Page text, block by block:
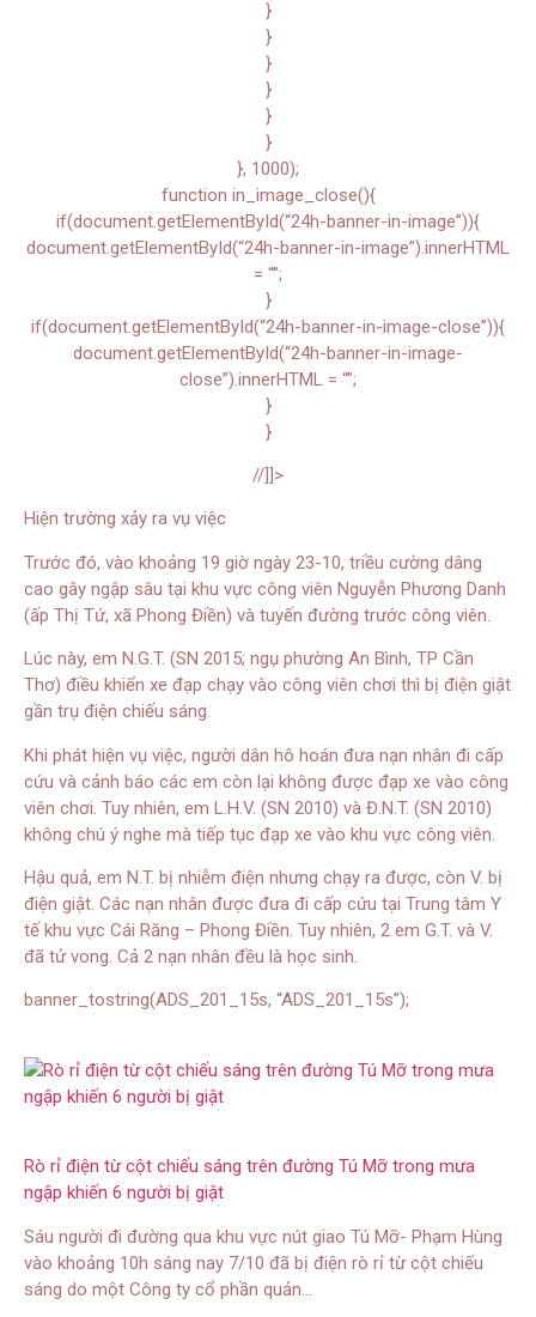
}
}
}
}
}
}
}, 1000);
function in_image_close(){
if(document.getElementById(“24h-banner-in-image”)){
document.getElementById(“24h-banner-in-image”).innerHTML
= “”;
}
if(document.getElementById(“24h-banner-in-image-close”)){
document.getElementById(“24h-banner-in-image-
close”).innerHTML = “”;
}
}
//]]>
Hiện trường xảy ra vụ việc
Trước đó, vào khoảng 19 giờ ngày 23-10, triều cường dâng
cao gây ngập sâu tại khu vực công viên Nguyễn Phương Danh
(ấp Thị Tứ, xã Phong Điền) và tuyến đường trước công viên.
Lúc này, em N.G.T. (SN 2015; ngụ phường An Bình, TP Cần
Thơ) điều khiển xe đạp chạy vào công viên chơi thì bị điện giật
gần trụ điện chiếu sáng.
Khi phát hiện vụ việc, người dân hô hoán đưa nạn nhân đi cấp
cứu và cảnh báo các em còn lại không được đạp xe vào công
viên chơi. Tuy nhiên, em L.H.V. (SN 2010) và Đ.N.T. (SN 2010)
không chú ý nghe mà tiếp tục đạp xe vào khu vực công viên.
Hậu quả, em N.T. bị nhiễm điện nhưng chạy ra được, còn V. bị
điện giật. Các nạn nhân được đưa đi cấp cứu tại Trung tâm Y
tế khu vực Cái Răng – Phong Điền. Tuy nhiên, 2 em G.T. và V.
đã tử vong. Cả 2 nạn nhân đều là học sinh.
banner_tostring(ADS_201_15s, “ADS_201_15s”);
Rò rỉ điện từ cột chiếu sáng trên đường Tú Mỡ trong mưa
ngập khiến 6 người bị giật
Sáu người đi đường qua khu vực nút giao Tú Mỡ- Phạm Hùng
vào khoảng 10h sáng nay 7/10 đã bị điện rò rỉ từ cột chiếu
sáng do một Công ty cổ phần quản…